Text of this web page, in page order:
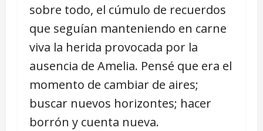
sobre todo, el cúmulo de recuerdos
que seguían manteniendo en carne
viva la herida provocada por la
ausencia de Amelia. Pensé que era el
momento de cambiar de aires;
buscar nuevos horizontes; hacer
borrón y cuenta nueva.